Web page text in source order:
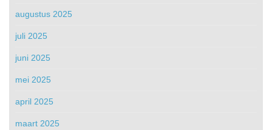
augustus 2025
juli 2025
juni 2025
mei 2025
april 2025
maart 2025